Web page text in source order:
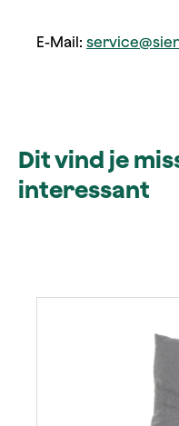
E-Mail:
Dit vind je
interessant